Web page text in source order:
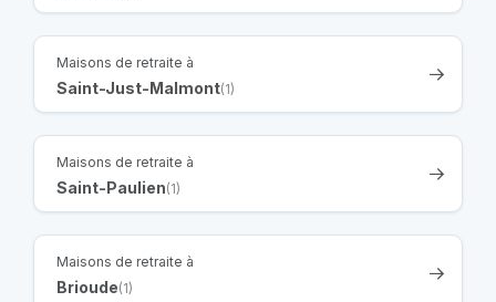
Maisons de retraite à
Saint-Just-Malmont(1)
Maisons de retraite à
Saint-Paulien(1)
Maisons de retraite à
Brioude(1)